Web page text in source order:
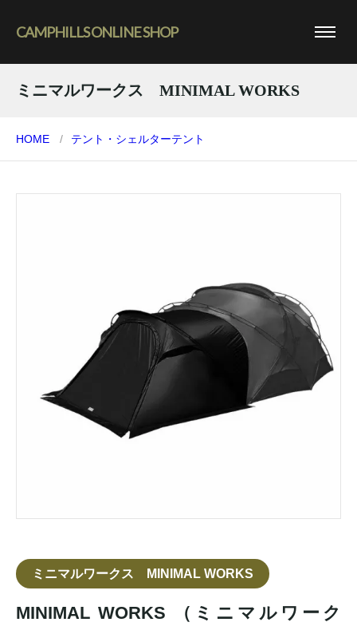
CAMPHILLS ONLINE SHOP
ミニマルワークス MINIMAL WORKS
HOME テント・シェルターテント
ミニマルワークス MINIMAL WORKS
MINIMAL WORKS （ミニマルワーク